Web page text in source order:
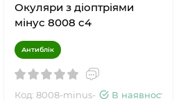
Окуляри з діоптріями
мінус 8008 c4
Антиблік
Код: 8008-minus-
В наявності